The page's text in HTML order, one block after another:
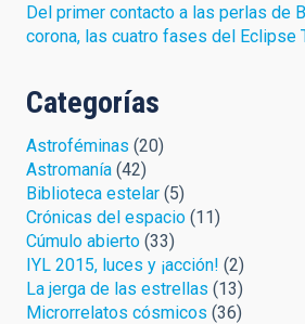
Del primer contacto a las perlas de
corona, las cuatro fases del Eclipse
Categorías
Astroféminas (20)
Astromanía (42)
Biblioteca estelar (5)
Crónicas del espacio (11)
Cúmulo abierto (33)
IYL 2015, luces y ¡acción! (2)
La jerga de las estrellas (13)
Microrrelatos cósmicos (36)